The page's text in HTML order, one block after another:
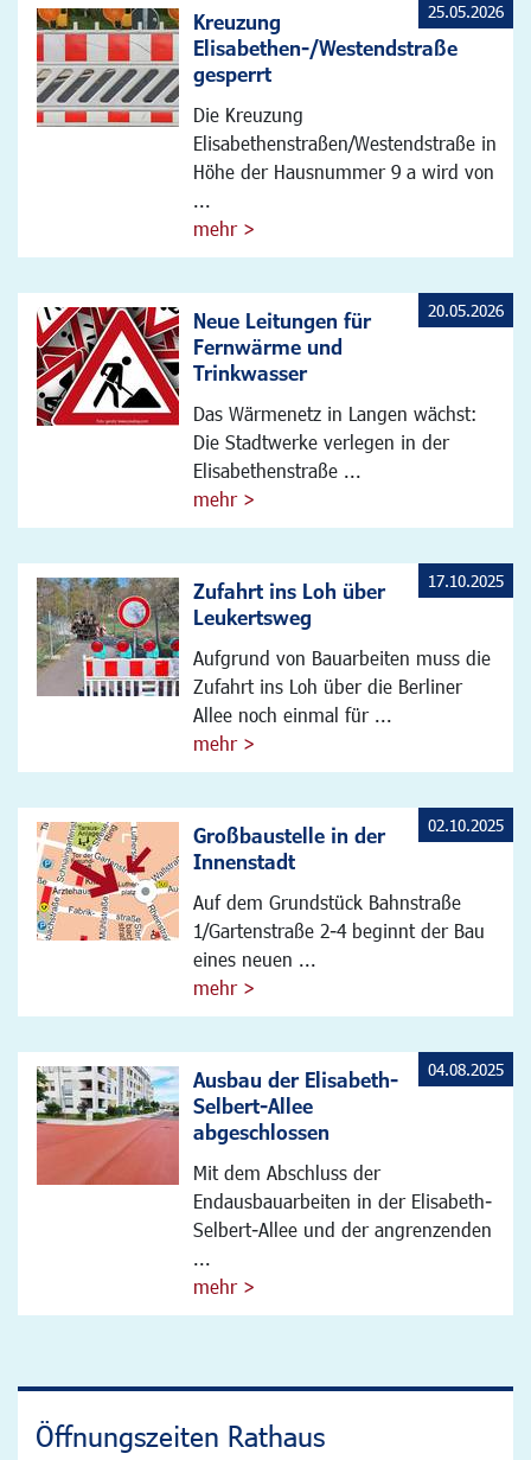
Kreuzung
Elisabethen-/Westendstraße
gesperrt
Die Kreuzung
Elisabethenstraßen/Westendstraße in
Höhe der Hausnummer 9 a wird von
...
mehr >
25.05.2026
Neue Leitungen für
Fernwärme und
Trinkwasser
Das Wärmenetz in Langen wächst:
Die Stadtwerke verlegen in der
Elisabethenstraße ...
mehr >
20.05.2026
Zufahrt ins Loh über
Leukertsweg
Aufgrund von Bauarbeiten muss die
Zufahrt ins Loh über die Berliner
Allee noch einmal für ...
mehr >
17.10.2025
Großbaustelle in der
Innenstadt
Auf dem Grundstück Bahnstraße
1/Gartenstraße 2-4 beginnt der Bau
eines neuen ...
mehr >
02.10.2025
Ausbau der Elisabeth-
Selbert-Allee
abgeschlossen
Mit dem Abschluss der
Endausbauarbeiten in der Elisabeth-
Selbert-Allee und der angrenzenden
...
mehr >
04.08.2025
Öffnungszeiten Rathaus